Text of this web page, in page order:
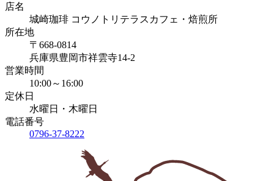
店名
城崎珈琲 コウノトリテラスカフェ・焙煎所
所在地
〒668-0814
兵庫県豊岡市祥雲寺14-2
営業時間
10:00～16:00
定休日
水曜日・木曜日
電話番号
0796-37-8222